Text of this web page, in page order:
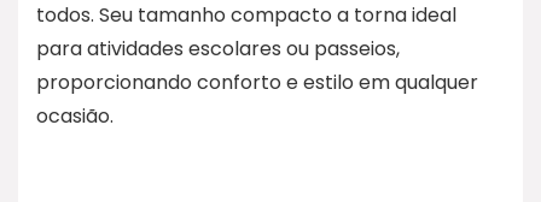
todos. Seu tamanho compacto a torna ideal
para atividades escolares ou passeios,
proporcionando conforto e estilo em qualquer
ocasião.